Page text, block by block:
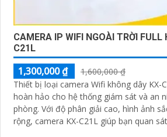
CAMERA IP WIFI NGOÀI TRỜI FULL
C21L
1,300,000 ₫
1,600,000 ₫
Thiết bị loại camera Wifi không dây KX-
hoàn hảo cho hệ thống giám sát và an
phòng. Với độ phân giải cao, hình ảnh sắc nét và góc nhìn
rộng, camera KX-C21L giúp bạn quan